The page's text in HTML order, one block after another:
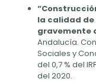
la calidad de
gravemente
Andalucía.
Sociales y
del 0,7 % del
del 2020.